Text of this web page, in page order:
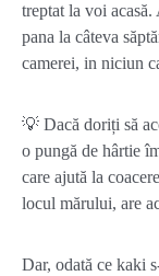
treptat la voi
pana la câteva
camerei, in niciun
💡 Dacă doriți să
o pungă de hârtie
care ajută la
locul mărului, are
Dar, odată ce kaki